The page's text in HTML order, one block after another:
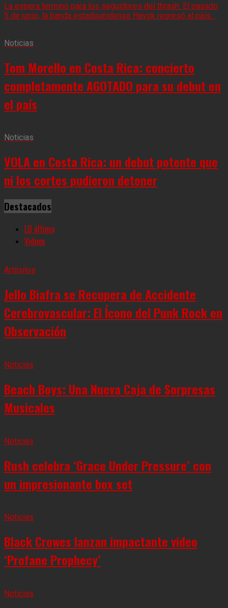
La espera terminó para los seguidores del thrash. El pasado
5 de junio, la banda estadounidense Havok regresó al país...
Noticias
Tom Morello en Costa Rica: concierto
completamente AGOTADO para su debut en
el país
Noticias
VOLA en Costa Rica: un debut potente que
ni los cortes pudieron detener
Destacados
LO último
Videos
Artículos
Jello Biafra se Recupera de Accidente
Cerebrovascular: El Ícono del Punk Rock en
Observación
Noticias
Beach Boys: Una Nueva Caja de Sorpresas
Musicales
Noticias
Rush celebra ‘Grace Under Pressure’ con
un impresionante box set
Noticias
Black Crowes lanzan impactante video
‘Profane Prophecy’
Noticias